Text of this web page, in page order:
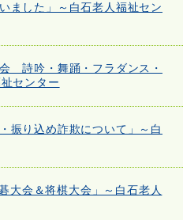
ました」～白石老人福祉セン
詩吟・舞踊・フラダンス・
センター
振り込め詐欺について」～白
大会＆将棋大会」～白石老人